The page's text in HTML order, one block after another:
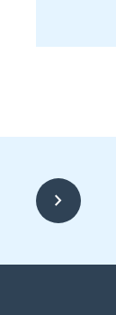
chevron_right